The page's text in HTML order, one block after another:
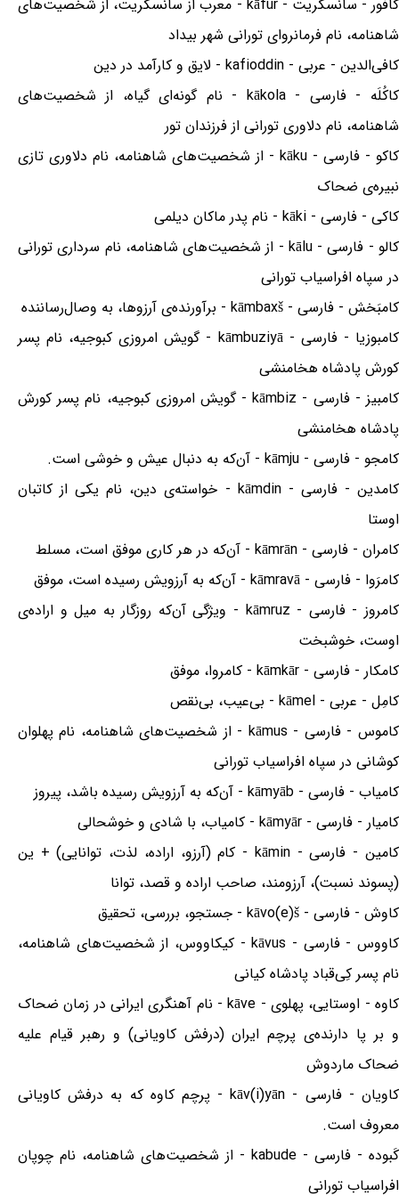
کافور - سانسکریت - kāfur - معرب از سانسکریت، از شخصیت‌های
شاهنامه، نام فرمانروای تورانی شهر بیداد
کافی‌الدین - عربی - kafioddin - لایق و کارآمد در دین
کاکُلَه - فارسی - kākola - نام گونه‌ای گیاه، از شخصیت‌های
شاهنامه، نام دلاوری تورانی از فرزندان تور
کاکو - فارسی - kāku - از شخصیت‌های شاهنامه، نام دلاوری تازی
نبیره‌ی ضحاک
کاکی - فارسی - kāki - نام پدر ماکان دیلمی
کالو - فارسی - kālu - از شخصیت‌های شاهنامه، نام سرداری تورانی
در سپاه افراسیاب تورانی
کامبَخش - فارسی - kāmbaxš - برآورنده‌ی آرزوها، به وصال‌رساننده
کامبوزیا - فارسی - kāmbuziyā - گویش امروزی کبوجیه، نام پسر
کورش پادشاه هخامنشی
کامبیز - فارسی - kāmbiz - گویش امروزی کبوجیه، نام پسر کورش
پادشاه هخامنشی
کامجو - فارسی - kāmju - آن‌که به دنبال عیش و خوشی است.
کامدین - فارسی - kāmdin - خواسته‌ی دین، نام یکی از کاتبان
اوستا
کامران - فارسی - kāmrān - آن‌که در هر کاری موفق است، مسلط
کامرَوا - فارسی - kāmravā - آن‌که به آرزویش رسیده است، موفق
کامروز - فارسی - kāmruz - ویژگی آن‌که روزگار به میل و اراده‌ی
اوست، خوشبخت
کامکار - فارسی - kāmkār - کامروا، موفق
کامِل - عربی - kāmel - بی‌عیب، بی‌نقص
کاموس - فارسی - kāmus - از شخصیت‌های شاهنامه، نام پهلوان
کوشانی در سپاه افراسیاب تورانی
کامیاب - فارسی - kāmyāb - آن‌که به آرزویش رسیده باشد، پیروز
کامیار - فارسی - kāmyār - کامیاب، با شادی و خوشحالی
کامین - فارسی - kāmin - کام (آرزو، اراده، لذت، توانایی) + ین
(پسوند نسبت)، آرزومند، صاحب اراده و قصد، توانا
کاوش - فارسی - kāvo(e)š - جستجو، بررسی، تحقیق
کاووس - فارسی - kāvus - کیکاووس، از شخصیت‌های شاهنامه،
نام پسر کِی‌قباد پادشاه کیانی
کاوه - اوستایی، پهلوی - kāve - نام آهنگری ایرانی در زمان ضحاک
و بر پا دارنده‌ی پرچم ایران (درفش کاویانی) و رهبر قیام علیه
ضحاک ماردوش
کاویان - فارسی - kāv(i)yān - پرچم کاوه که به درفش کاویانی
معروف است.
کَبوده - فارسی - kabude - از شخصیت‌های شاهنامه، نام چوپان
افراسیاب تورانی